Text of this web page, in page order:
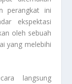
perangkat ini
ekspektasi
oleh sebuah
yang melebihi
langsung